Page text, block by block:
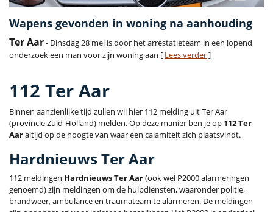
Wapens gevonden in woning na aanhouding
Ter Aar- Dinsdag 28 mei is door het arrestatieteam in een lopend
onderzoek een man voor zijn woning aan [ Lees verder]
112 Ter Aar
Binnen aanzienlijke tijd zullen wij hier 112 melding uit Ter Aar
(provincie Zuid-Holland) melden. Op deze manier ben je op 112 Ter
Aaraltijd op de hoogte van waar een calamiteit zich plaatsvindt.
Hardnieuws Ter Aar
112 meldingen Hardnieuws Ter Aar(ook wel P2000 alarmeringen
genoemd) zijn meldingen om de hulpdiensten, waaronder politie,
brandweer, ambulance en traumateam te alarmeren. De meldingen